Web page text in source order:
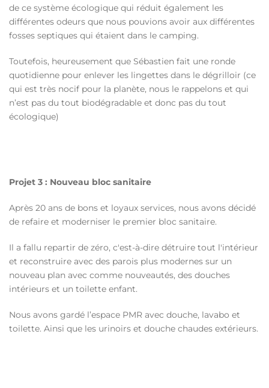
de ce système écologique qui réduit également les
différentes odeurs que nous pouvions avoir aux différentes
fosses septiques qui étaient dans le camping.
Toutefois, heureusement que Sébastien fait une ronde
quotidienne pour enlever les lingettes dans le dégrilloir (ce
qui est très nocif pour la planète, nous le rappelons et qui
n’est pas du tout biodégradable et donc pas du tout
écologique)
Projet 3 : Nouveau bloc sanitaire
Après 20 ans de bons et loyaux services, nous avons décidé
de refaire et moderniser le premier bloc sanitaire.
Il a fallu repartir de zéro, c'est-à-dire détruire tout l'intérieur
et reconstruire avec des parois plus modernes sur un
nouveau plan avec comme nouveautés, des douches
intérieurs et un toilette enfant.
Nous avons gardé l’espace PMR avec douche, lavabo et
toilette. Ainsi que les urinoirs et douche chaudes extérieurs.